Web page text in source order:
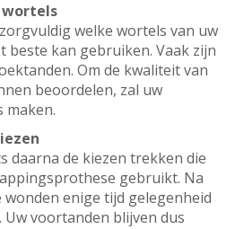
wortels
welke wortels van uw
beste kan gebruiken. Vaak zijn
Om de kwaliteit van
beoordelen, zal uw
daarna de kiezen trekken die
gebruikt. Na
enige tijd gelegenheid
voortanden blijven dus